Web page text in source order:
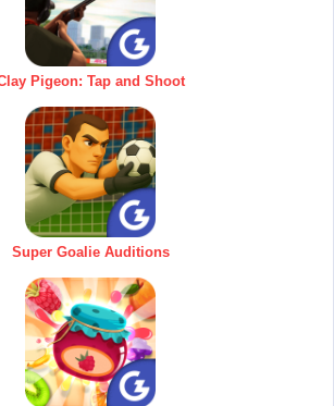
Pigeon: Tap and Shoot
Super Goalie Auditions